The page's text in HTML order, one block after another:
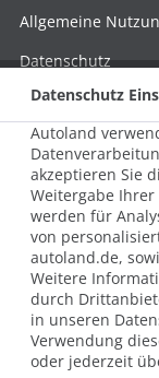
© 2026 AUTOLAND 24 SE &
Werner-von-Siemens-Str. 2,
Allgemeine
Datenschutz
Beschwerde nach
Datenschutz
Autoland
akzeptieren Sie
Weitergabe
werden für
von
autoland.de,
Weitere
durch
in unseren
Verwendung
oder jederzeit